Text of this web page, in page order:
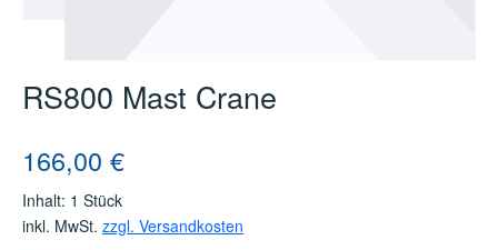
RS800 Mast Crane
Regulärer Preis:
166,00 €
Inhalt: 1 Stück
inkl. MwSt. zzgl. Versandkosten